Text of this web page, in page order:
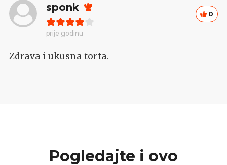
sponk
prije godinu
0
Zdrava i ukusna torta.
Pogledajte i ovo